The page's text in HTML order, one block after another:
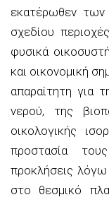
εκατέρωθεν των
σχεδίου
φυσικά
και οικονομική
απαραίτητη για
νερού, της
οικολογικής
προστασία
προκλήσεις
στο θεσμικό